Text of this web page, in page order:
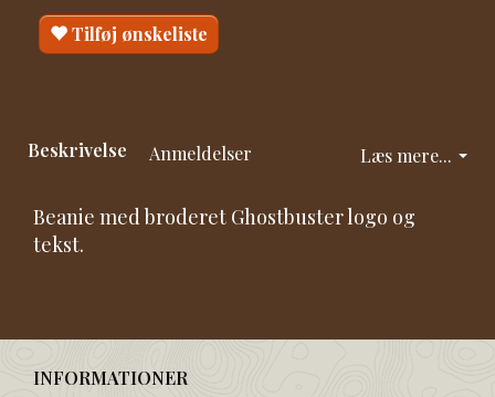
Tilføj ønskeliste
Læs mere...
Beskrivelse Anmeldelser
Beanie med broderet Ghostbuster logo og
tekst.
INFORMATIONER